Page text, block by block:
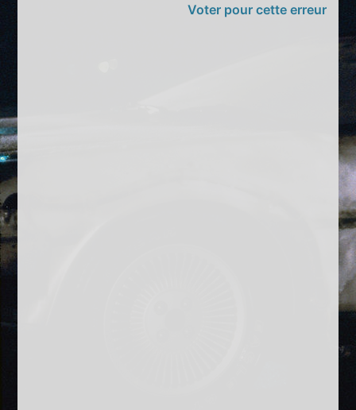
Voter pour cette erreur